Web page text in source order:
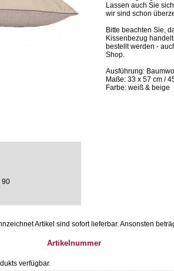
90
Lassen auch Sie
wir sind schon
Bitte beachten Sie,
Kissenbezug
bestellt werden -
Shop.
Ausführung:
Maße: 33 x 57 cm /
Farbe: weiß & beige
Artikel sind sofort lieferbar.Ansonsten
Artikelnummer
verfügbar.